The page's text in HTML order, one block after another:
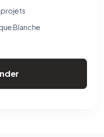
Blanche